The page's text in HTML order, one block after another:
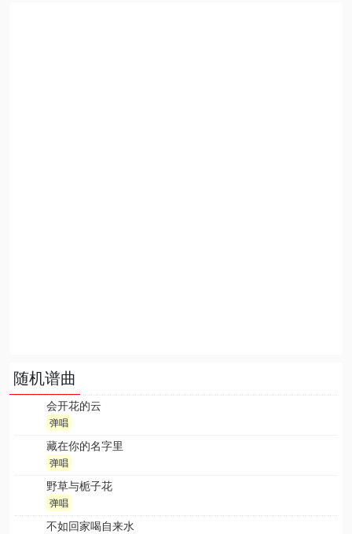
随机谱曲
会开花的云
弹唱
藏在你的名字里
弹唱
野草与栀子花
弹唱
不如回家喝自来水